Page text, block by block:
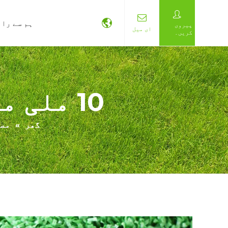
ہم سے
ای میل
پیروی
کریں۔
10 ملی میٹر مصنوعی گالف گرین ٹرف
گھر »